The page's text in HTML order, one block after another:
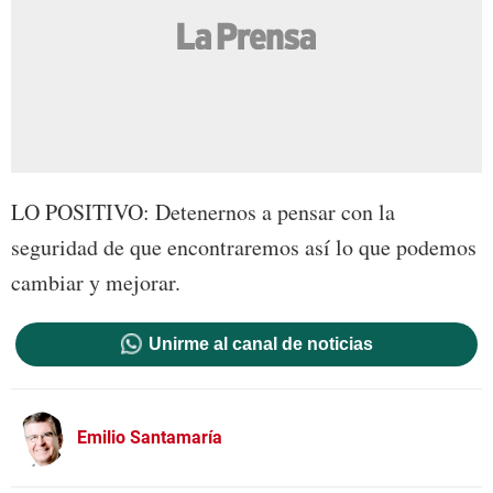
LO POSITIVO: Detenernos a pensar con la
seguridad de que encontraremos así lo que podemos
cambiar y mejorar.
Unirme al canal de noticias
Emilio Santamaría